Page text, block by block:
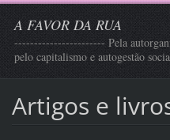
A FAVOR DA RUA
----------------------- Pela
pelo capitalismo e autogestão
Artigos e